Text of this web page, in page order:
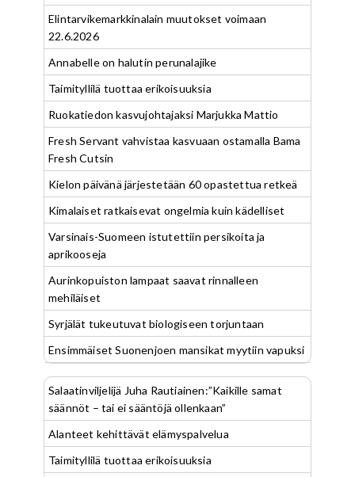
Elintarvikemarkkinalain muutokset voimaan
22.6.2026
Annabelle on halutin perunalajike
Taimityllilä tuottaa erikoisuuksia
Ruokatiedon kasvujohtajaksi Marjukka Mattio
Fresh Servant vahvistaa kasvuaan ostamalla Bama
Fresh Cutsin
Kielon päivänä järjestetään 60 opastettua retkeä
Kimalaiset ratkaisevat ongelmia kuin kädelliset
Varsinais-Suomeen istutettiin persikoita ja
aprikooseja
Aurinkopuiston lampaat saavat rinnalleen
mehiläiset
Syrjälät tukeutuvat biologiseen torjuntaan
Ensimmäiset Suonenjoen mansikat myytiin vapuksi
Salaatinviljelijä Juha Rautiainen:”Kaikille samat
säännöt – tai ei sääntöjä ollenkaan”
Alanteet kehittävät elämyspalvelua
Taimityllilä tuottaa erikoisuuksia